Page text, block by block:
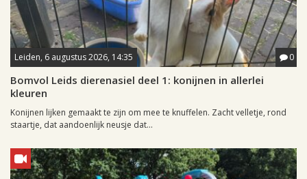
Leiden, 6 augustus 2026, 14:35 0
Bomvol Leids dierenasiel deel 1: konijnen in allerlei
kleuren
Konijnen lijken gemaakt te zijn om mee te knuffelen. Zacht velletje, rond
staartje, dat aandoenlijk neusje dat...